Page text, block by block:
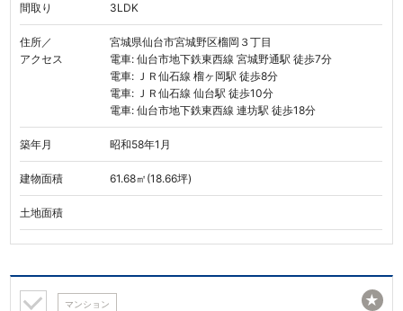
間取り 3LDK
住所／
アクセス
宮城県仙台市宮城野区榴岡３丁目
電車: 仙台市地下鉄東西線 宮城野通駅 徒歩7分
電車: ＪＲ仙石線 榴ヶ岡駅 徒歩8分
電車: ＪＲ仙石線 仙台駅 徒歩10分
電車: 仙台市地下鉄東西線 連坊駅 徒歩18分
築年月 昭和58年1月
建物面積 61.68㎡(18.66坪)
土地面積
マンション ★